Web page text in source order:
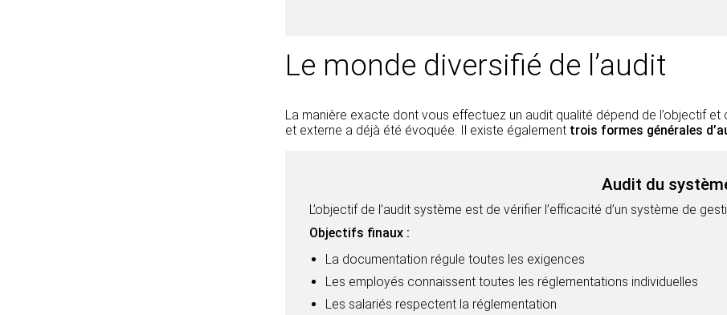
Le monde diversifié de l’audit
La manière exacte dont vous effectuez un audit qualité dépend de l’objectif et
et externe a déjà été évoquée. Il existe également trois formes générales
Audit du
L’objectif de l’audit système est de vérifier l’efficacité d’un système de
Objectifs finaux :
La documentation régule toutes les exigences
Les employés connaissent toutes les réglementations individuelles
Les salariés respectent la réglementation